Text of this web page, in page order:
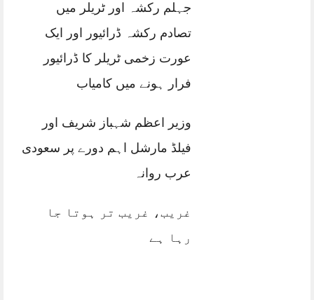
جہلم رکشہ اور ٹریلر میں
تصادم رکشہ ڈرائیور اور ایک
عورت زخمی ٹریلر کا ڈرائیور
فرار ہونے میں کامیاب
وزیر اعظم شہباز شریف اور
فیلڈ مارشل اہم دورے پر سعودی
عرب روانہ
غریب، غریب تر ہوتا جا
رہا ہے